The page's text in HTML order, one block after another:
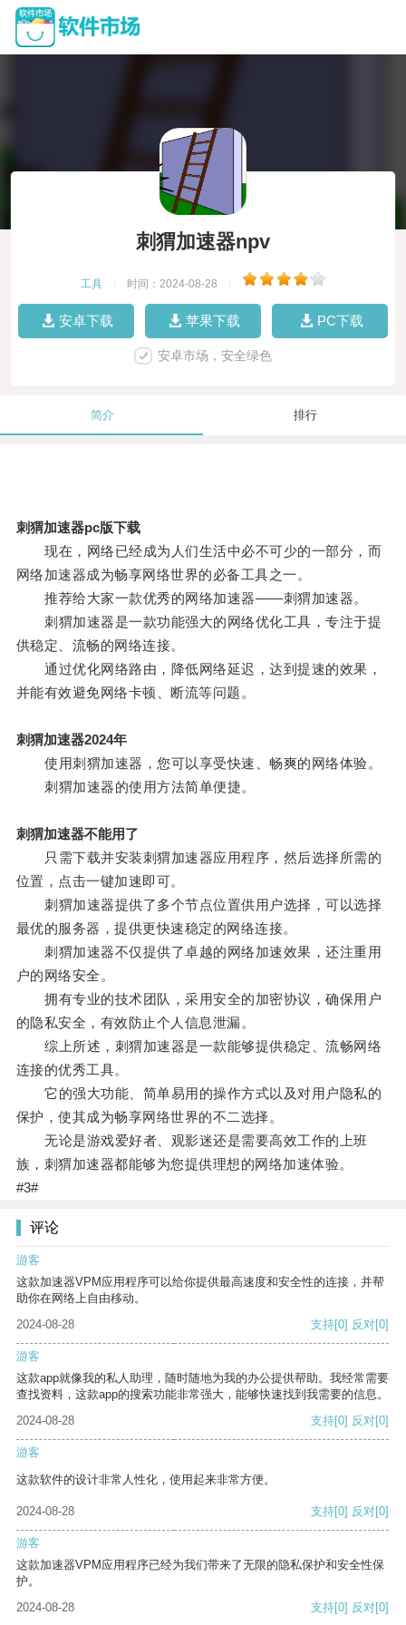
刺猬加速器npv
工具 时间：2024-08-28
安卓下载 苹果下载 PC下载
安卓市场，安全绿色
简介 排行
刺猬加速器pc版下载
现在，网络已经成为人们生活中必不可少的一部分，而
网络加速器成为畅享网络世界的必备工具之一。
推荐给大家一款优秀的网络加速器——刺猬加速器。
刺猬加速器是一款功能强大的网络优化工具，专注于提
供稳定、流畅的网络连接。
通过优化网络路由，降低网络延迟，达到提速的效果，
并能有效避免网络卡顿、断流等问题。
刺猬加速器2024年
使用刺猬加速器，您可以享受快速、畅爽的网络体验。
刺猬加速器的使用方法简单便捷。
刺猬加速器不能用了
只需下载并安装刺猬加速器应用程序，然后选择所需的
位置，点击一键加速即可。
刺猬加速器提供了多个节点位置供用户选择，可以选择
最优的服务器，提供更快速稳定的网络连接。
刺猬加速器不仅提供了卓越的网络加速效果，还注重用
户的网络安全。
拥有专业的技术团队，采用安全的加密协议，确保用户
的隐私安全，有效防止个人信息泄漏。
综上所述，刺猬加速器是一款能够提供稳定、流畅网络
连接的优秀工具。
它的强大功能、简单易用的操作方式以及对用户隐私的
保护，使其成为畅享网络世界的不二选择。
无论是游戏爱好者、观影迷还是需要高效工作的上班
族，刺猬加速器都能够为您提供理想的网络加速体验。
#3#
评论
游客
这款加速器VPM应用程序可以给你提供最高速度和安全性的连接，并帮
助你在网络上自由移动。
2024-08-28
支持[0] 反对[0]
游客
这款app就像我的私人助理，随时随地为我的办公提供帮助。我经常需要
查找资料，这款app的搜索功能非常强大，能够快速找到我需要的信息。
2024-08-28
支持[0] 反对[0]
游客
这款软件的设计非常人性化，使用起来非常方便。
2024-08-28 支持[0] 反对[0]
游客
这款加速器VPM应用程序已经为我们带来了无限的隐私保护和安全性保
护。
2024-08-28
支持[0] 反对[0]